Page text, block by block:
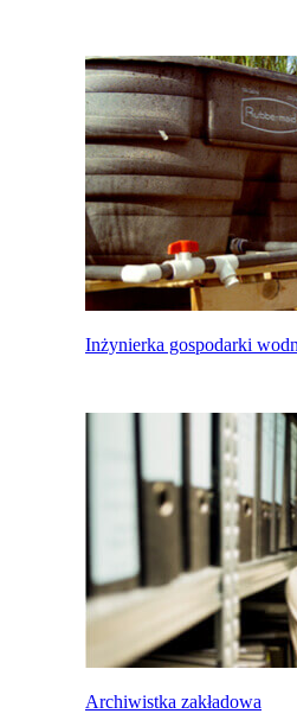
Inżynierka gospodarki
Archiwistka zakładowa